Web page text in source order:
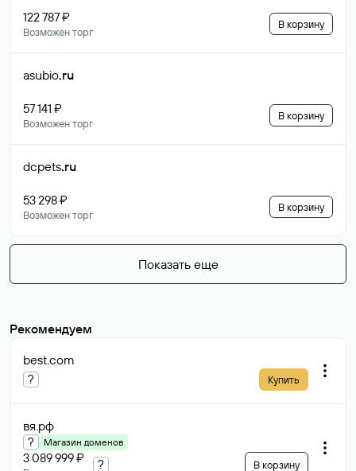
122 787 ₽
Возможен торг
В корзину
asubio.ru
57 141 ₽
Возможен торг
В корзину
dcpets.ru
53 298 ₽
Возможен торг
В корзину
Показать еще
Рекомендуем
best.com
? Купить
вя.рф
? Магазин доменов
3 089 999 ₽ ? В корзину